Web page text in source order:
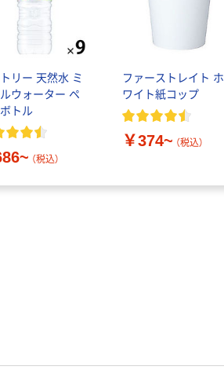
リー 天然水 ミ
ウォーター ペ
トル
（税込）
ファーストレイト ホ
ワイト紙コップ
￥374~ （税込）